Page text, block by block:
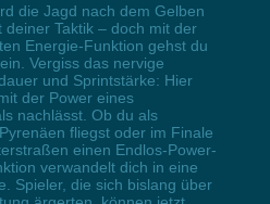
die Jagd nach dem Gelben
deiner Taktik – doch mit der
Energie-Funktion gehst du
Vergiss das nervige
und Sprintstärke: Hier
der Power eines
nachlässt. Ob du als
fliegst oder im Finale
einen Endlos-Power-
verwandelt dich in eine
Spieler, die sich bislang über